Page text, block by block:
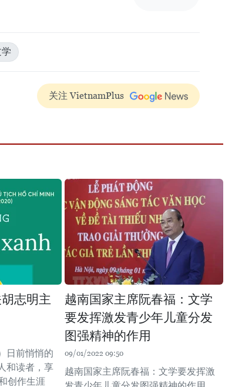
关注 VietnamPlus
志明主
日前悄悄的
和读者，享
创作生涯
越南国家主席阮春福：文学
要发挥激发青少年儿童分发
图强精神的作用
09/01/2022 09:50
越南国家主席阮春福：文学要发挥激